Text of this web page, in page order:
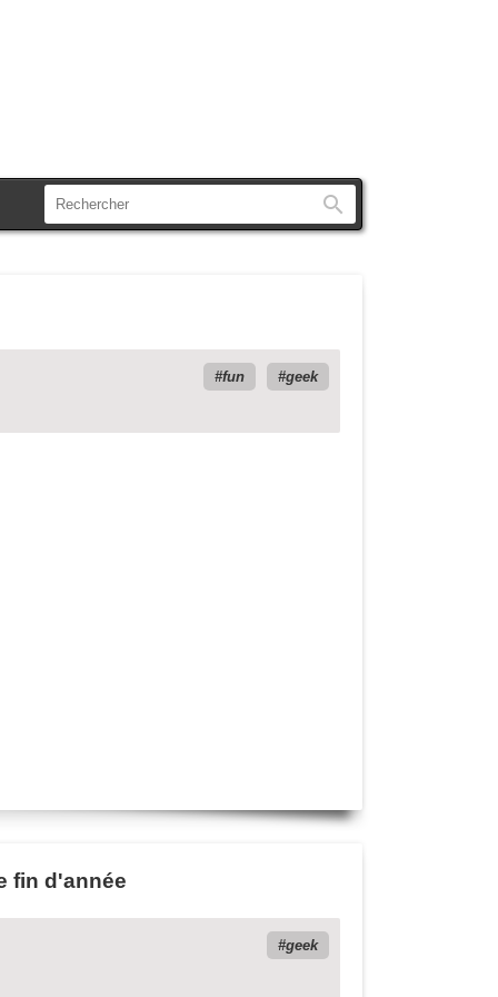
fun geek
fin d'année
geek